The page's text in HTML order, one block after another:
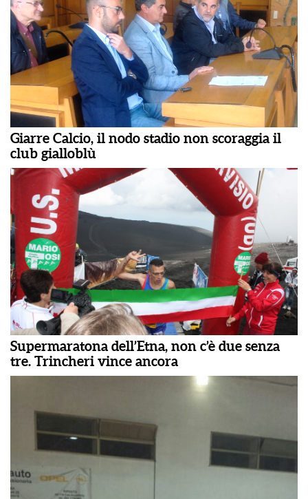
Giarre Calcio, il nodo stadio non scoraggia il
club gialloblù
Supermaratona dell’Etna, non c’è due senza
tre. Trincheri vince ancora